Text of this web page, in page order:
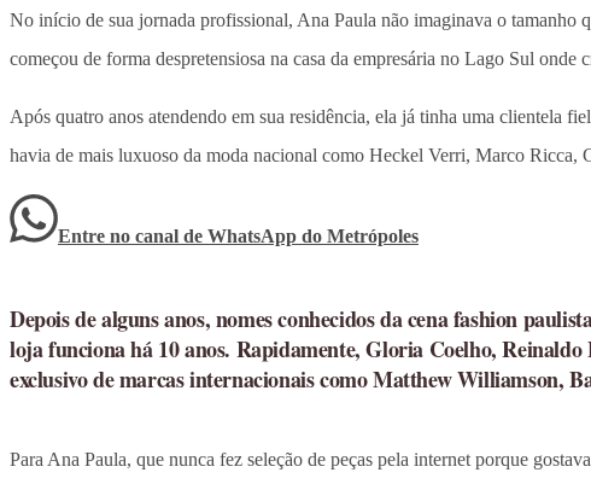
No início de sua jornada profissional, Ana Paula não imaginava o tamanho
começou de forma despretensiosa na casa da empresária no Lago Sul onde
Após quatro anos atendendo em sua residência, ela já tinha uma clientela
havia de mais luxuoso da moda nacional como Heckel Verri, Marco Ricca,
Entre no canal de WhatsApp do Metrópoles
Depois de alguns anos, nomes conhecidos da cena fashion
loja funciona há 10 anos. Rapidamente, Gloria Coelho,
exclusivo de marcas internacionais como Matthew Williamson,
Para Ana Paula, que nunca fez seleção de peças pela internet porque